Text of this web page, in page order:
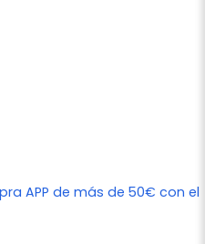
APP de más de 50€ con el